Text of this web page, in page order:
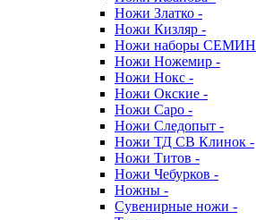
Ножи Златко -
Ножи Кизляр -
Ножи наборы
Ножи Ножемир -
Ножи Нокс -
Ножи Окские -
Ножи Саро -
Ножи Следопыт -
Ножи ТД СВ Клинок -
Ножи Титов -
Ножи Чебурков -
Ножны -
Сувенирные ножи -